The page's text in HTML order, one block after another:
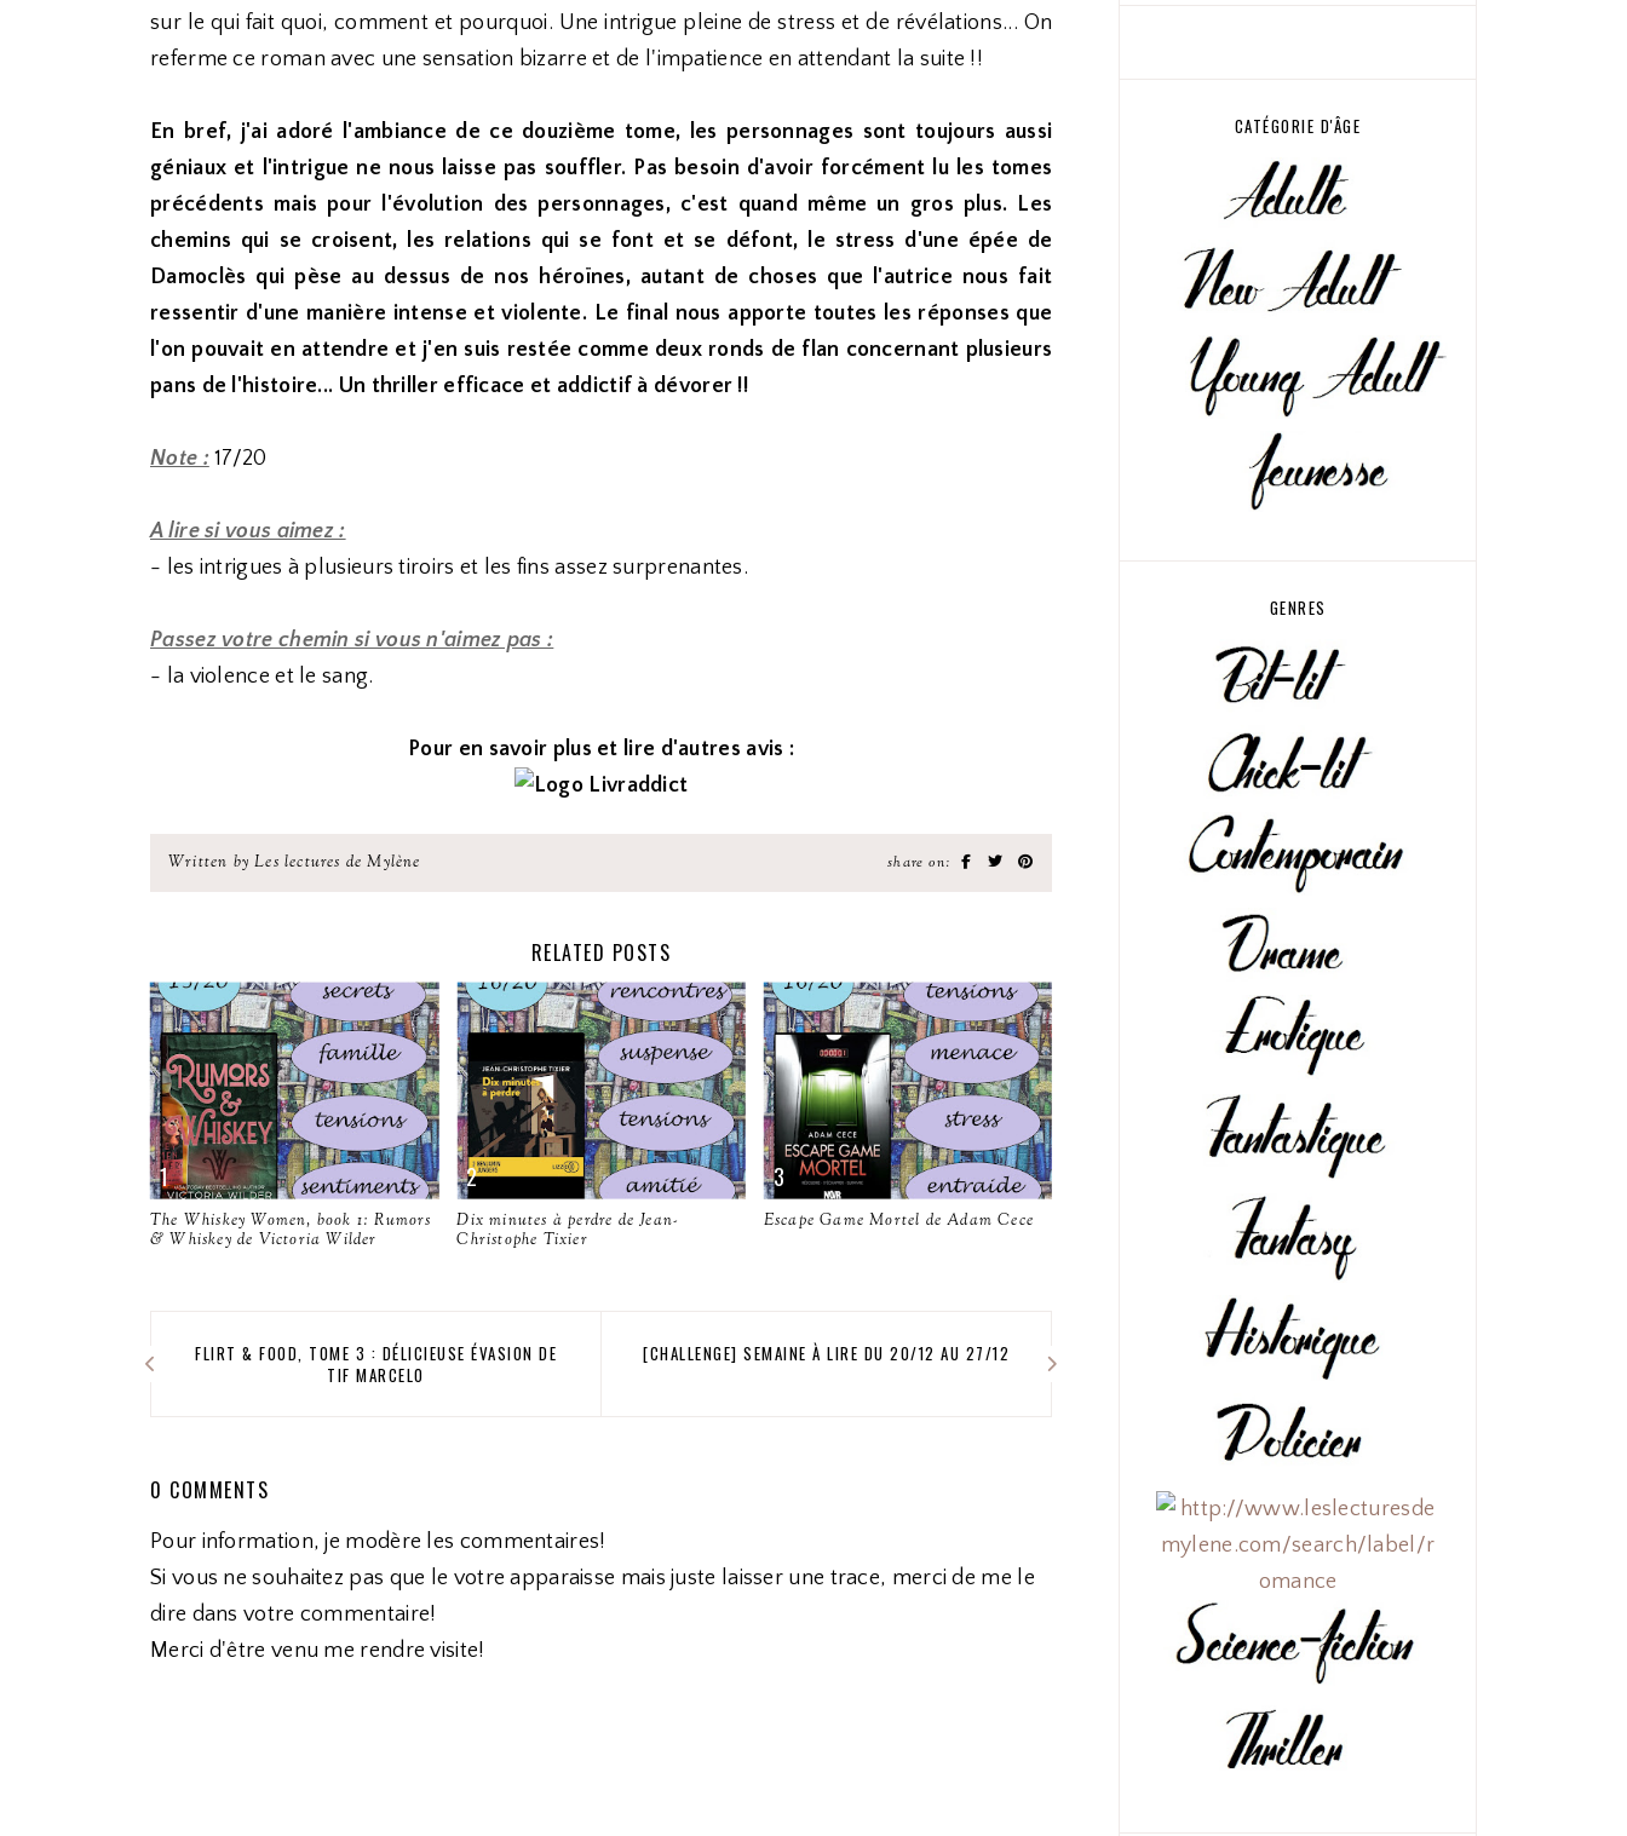
sur le qui fait quoi, comment et pourquoi. Une intrigue pleine de stress et de révélations... On
referme ce roman avec une sensation bizarre et de l'impatience en attendant la suite !!
En bref, j'ai adoré l'ambiance de ce douzième tome, les personnages sont toujours aussi
géniaux et l'intrigue ne nous laisse pas souffler. Pas besoin d'avoir forcément lu les tomes
précédents mais pour l'évolution des personnages, c'est quand même un gros plus. Les
chemins qui se croisent, les relations qui se font et se défont, le stress d'une épée de
Damoclès qui pèse au dessus de nos héroïnes, autant de choses que l'autrice nous fait
ressentir d'une manière intense et violente. Le final nous apporte toutes les réponses que
l'on pouvait en attendre et j'en suis restée comme deux ronds de flan concernant plusieurs
pans de l'histoire... Un thriller efficace et addictif à dévorer !!
Note : 17/20
A lire si vous aimez :
- les intrigues à plusieurs tiroirs et les fins assez surprenantes.
Passez votre chemin si vous n'aimez pas :
- la violence et le sang.
Pour en savoir plus et lire d'autres avis :
Written by Les lectures de Mylène share on:
RELATED POSTS
The Whiskey Women, book 1: Rumors
& Whiskey de Victoria Wilder
Dix minutes à perdre de Jean-
Christophe Tixier
Escape Game Mortel de Adam Cece
FLIRT & FOOD, TOME 3 : DÉLICIEUSE ÉVASION DE
TIF MARCELO
[CHALLENGE] SEMAINE À LIRE DU 20/12 AU 27/12
0 COMMENTS
Pour information, je modère les commentaires!
Si vous ne souhaitez pas que le votre apparaisse mais juste laisser une trace, merci de me le
dire dans votre commentaire!
Merci d'être venu me rendre visite!
CATÉGORIE D'ÂGE
GENRES